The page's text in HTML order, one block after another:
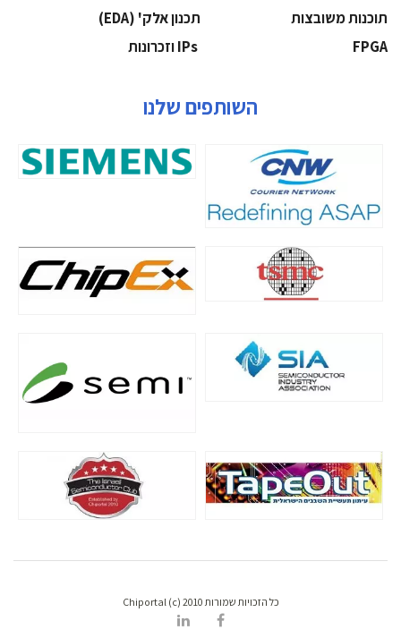
‫תוכנות משובצות‬
‫תכנון אלק' (‪(EDA‬‬
‫‪FPGA‬‬
השותפים שלנו
כל הזכויות שמורות Chiportal (c) 2010